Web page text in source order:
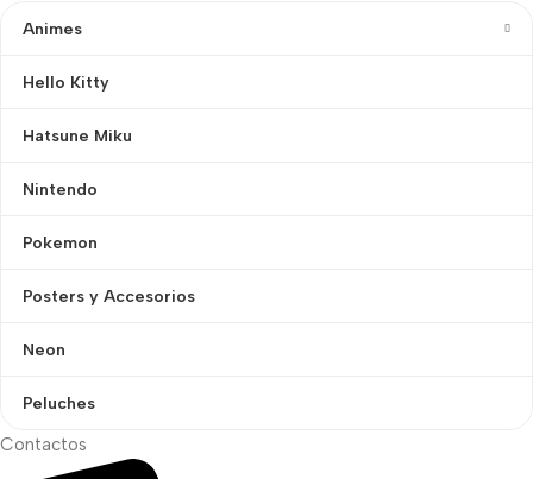
Animes
Hello Kitty
Hatsune Miku
Nintendo
Pokemon
Posters y Accesorios
Neon
Peluches
Contactos